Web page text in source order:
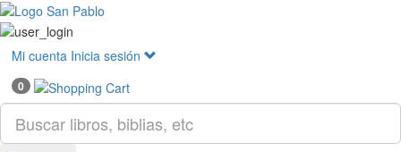
Mi cuenta Inicia sesión
0